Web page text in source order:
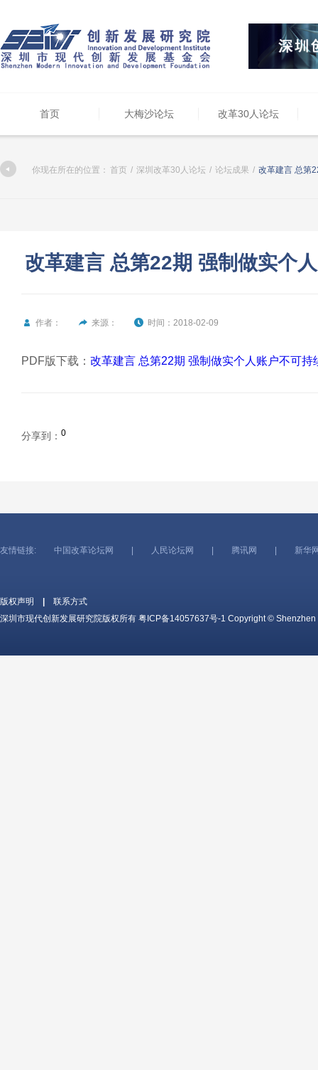
首页 大梅沙论坛 改革30人论坛
你现在所在的位置： 首页 / 深圳改革30人论坛 / 论坛成果 / 改革建言 总第
改革建言 总第22期 强制做实个
作者： 来源： 时间：2018-02-09
PDF版下载： 改革建言 总第22期 强制做实个人账户不可持
分享到： 0
友情链接: 中国改革论坛网 人民论坛网 腾讯网 新华
版权声明
联系方式
深圳市现代创新发展研究院版权所有 粤ICP备14057637号-1 Copyright © Shenzhen